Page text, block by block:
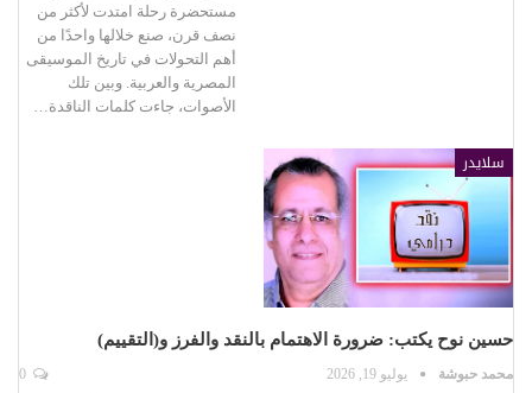
مستحضرة رحلة امتدت لأكثر من
نصف قرن، صنع خلالها واحدًا من
أهم التحولات في تاريخ الموسيقى
المصرية والعربية. وبين تلك
الأصوات، جاءت كلمات الناقدة…
سلايدر
حسين نوح يكتب: ضرورة الاهتمام بالنقد والفرز و(التقييم)
محمد حبوشة يوليو 19, 2026